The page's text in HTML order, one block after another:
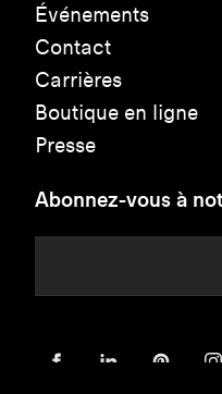
Événements
Contact
Carrières
Boutique en ligne
Presse
Abonnez-vous à